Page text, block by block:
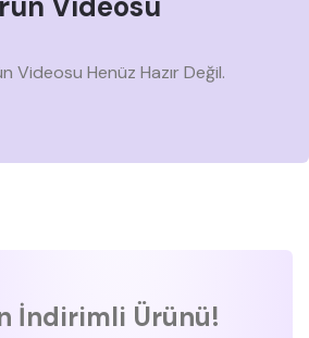
Videosu Henüz Hazır Değil.
İndirimli Ürünü!